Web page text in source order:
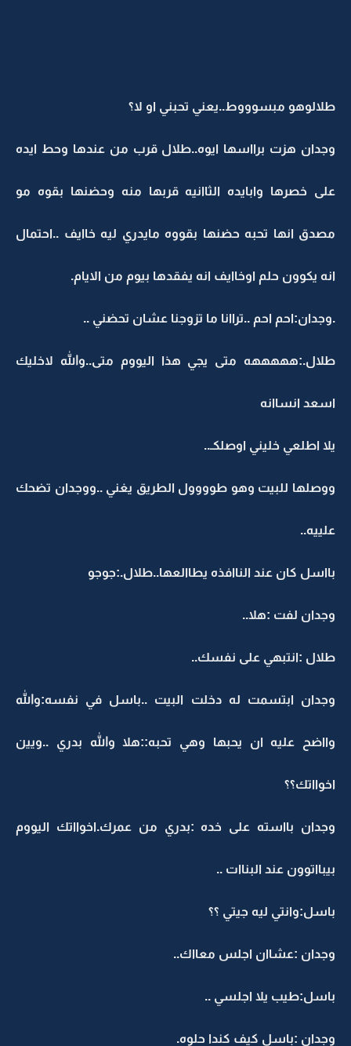
طلالوهو مبسوووط..يعني تحبني او لا؟
وجدان هزت برااسها ايوه..طلال قرب من عندها وحط ايده
على خصرها وابايده الثاانيه قربها منه وحضنها بقوه مو
مصدق انها تحبه حضنها بقووه مايدري ليه خاايف ..احتمال
انه يكوون حلم اوخاايف انه يفقدها بيوم من الايام.
.وجدان:احم احم ..تراانا ما تزوجنا عشان تحضني ..
طلال.:هههههه متى يجي هذا اليووم متى..والله لاخليك
اسعد انساانه
يلا اطلعي خليني اوصلكـ..
ووصلها للبيت وهو طوووول الطريق يغني ..ووجدان تضحك
علييه..
بااسل كان عند الناافذه يطاالعها..طلال.:جوجو
وجدان لفت :هلا..
طلال :انتبهي على نفسك..
وجدان ابتسمت له دخلت البيت ..باسل في نفسه:والله
وااضح عليه ان يحبها وهي تحبه::هلا والله بدري ..ويين
اخوااتك؟؟
وجدان بااسته على خده :بدري من عمرك.اخوااتك اليووم
بيبااتوون عند البناات ..
باسل:وانتي ليه جيتي ؟؟
وجدان :عشاان اجلس معااك..
باسل:طيب يلا اجلسي ..
وجدان :باسل كيف كندا حلوه.